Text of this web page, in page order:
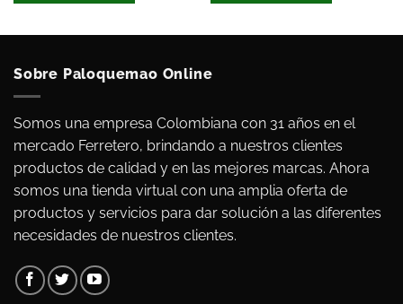
Sobre Paloquemao Online
Somos una empresa Colombiana con 31 años en el
mercado Ferretero, brindando a nuestros clientes
productos de calidad y en las mejores marcas. Ahora
somos una tienda virtual con una amplia oferta de
productos y servicios para dar solución a las diferentes
necesidades de nuestros clientes.